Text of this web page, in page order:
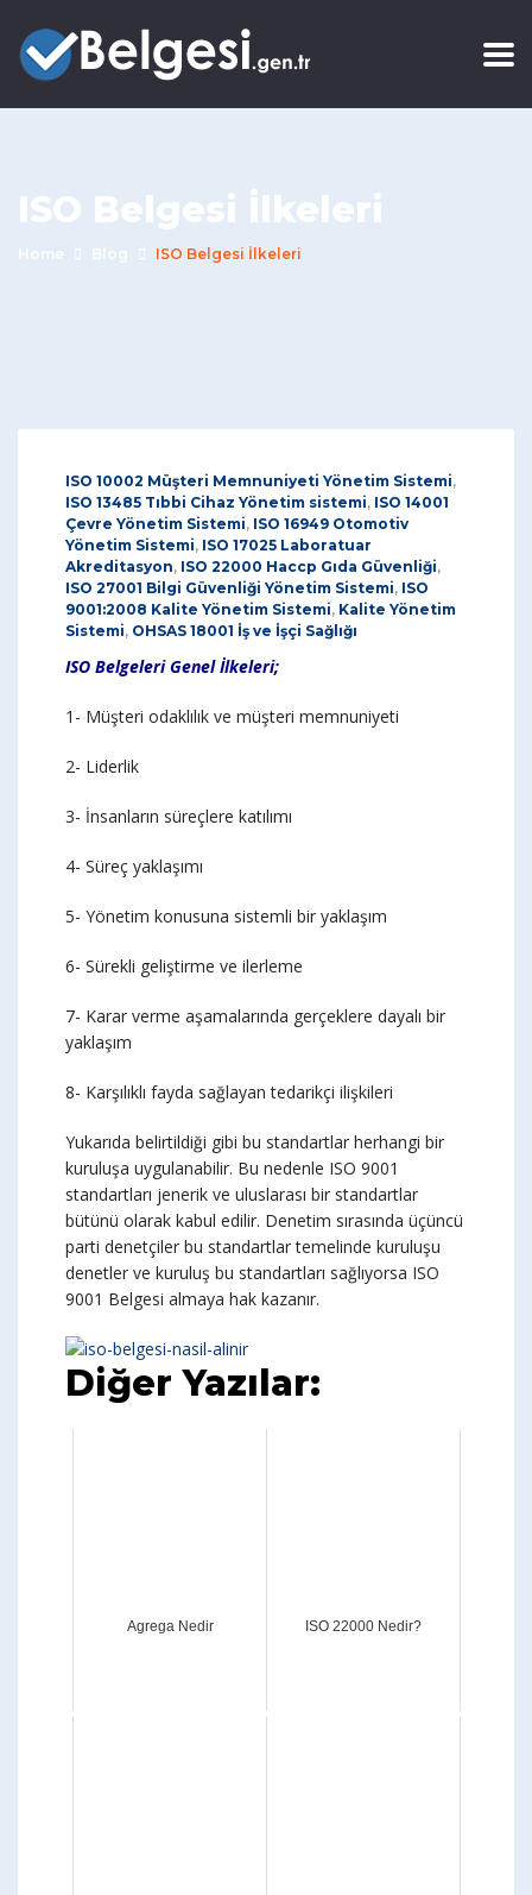
ISO Belgesi İlkeleri
Home Blog ISO Belgesi İlkeleri
ISO 10002 Müşteri Memnuniyeti Yönetim Sistemi,
ISO 13485 Tıbbi Cihaz Yönetim sistemi, ISO 14001
Çevre Yönetim Sistemi, ISO 16949 Otomotiv
Yönetim Sistemi, ISO 17025 Laboratuar
Akreditasyon, ISO 22000 Haccp Gıda Güvenliği,
ISO 27001 Bilgi Güvenliği Yönetim Sistemi, ISO
9001:2008 Kalite Yönetim Sistemi, Kalite Yönetim
Sistemi, OHSAS 18001 İş ve İşçi Sağlığı
ISO Belgeleri Genel İlkeleri;
1- Müşteri odaklılık ve müşteri memnuniyeti
2- Liderlik
3- İnsanların süreçlere katılımı
4- Süreç yaklaşımı
5- Yönetim konusuna sistemli bir yaklaşım
6- Sürekli geliştirme ve ilerleme
7- Karar verme aşamalarında gerçeklere dayalı bir
yaklaşım
8- Karşılıklı fayda sağlayan tedarikçi ilişkileri
Yukarıda belirtildiği gibi bu standartlar herhangi bir
kuruluşa uygulanabilir. Bu nedenle ISO 9001
standartları jenerik ve uluslarası bir standartlar
bütünü olarak kabul edilir. Denetim sırasında üçüncü
parti denetçiler bu standartlar temelinde kuruluşu
denetler ve kuruluş bu standartları sağlıyorsa ISO
9001 Belgesi almaya hak kazanır.
Diğer Yazılar:
Agrega Nedir ISO 22000 Nedir?